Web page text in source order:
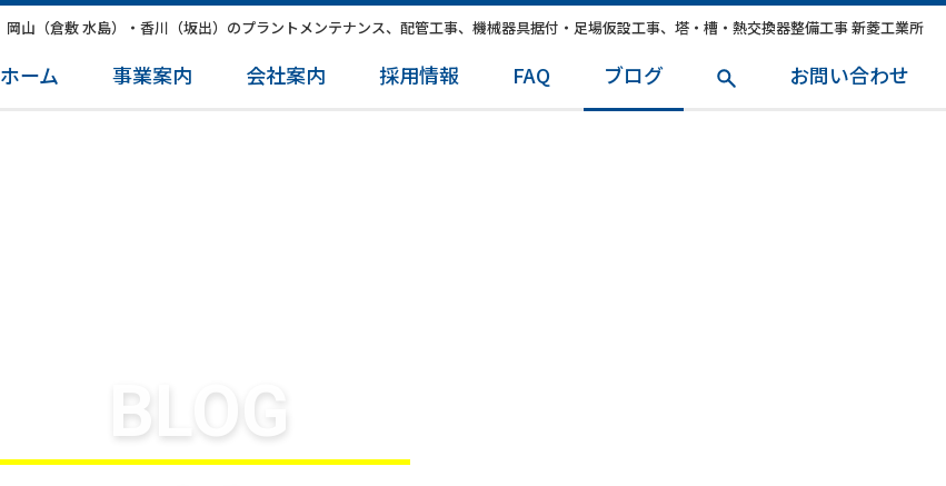
岡山（倉敷 水島）・香川（坂出）のプラントメンテナンス、配管工事、機械器具据付・足場仮設工事、塔・槽・熱交換器整備工事 新菱工業所
ホーム 事業案内 会社案内 採用情報 FAQ ブログ お問い合わせ
BLOG